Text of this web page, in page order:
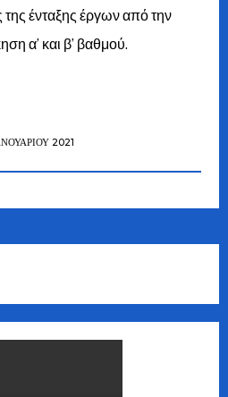
ένταξης έργων από την
α’ και β’ βαθμού.
2021